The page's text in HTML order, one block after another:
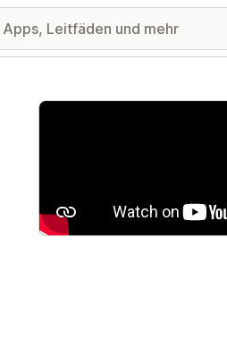
Vorgestellte Bildergalerie